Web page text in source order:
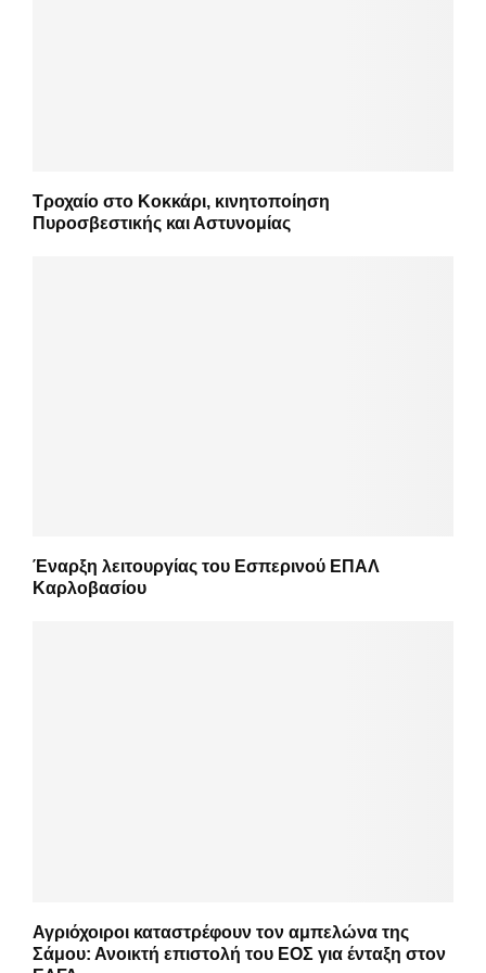
Τροχαίο στο Κοκκάρι, κινητοποίηση
Πυροσβεστικής και Αστυνομίας
Έναρξη λειτουργίας του Εσπερινού ΕΠΑΛ
Καρλοβασίου
Αγριόχοιροι καταστρέφουν τον αμπελώνα της
Σάμου: Ανοικτή επιστολή του ΕΟΣ για ένταξη στον